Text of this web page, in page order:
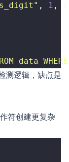
, 1 ,
data
测逻辑，缺点是
符创建更复杂